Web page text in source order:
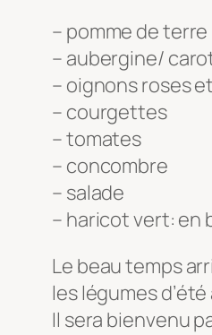
– pomme de terre
– aubergine/
– oignons roses
– courgettes
– tomates
– concombre
– salade
– haricot vert: en
Le beau temps
les légumes
Il sera bienvenu